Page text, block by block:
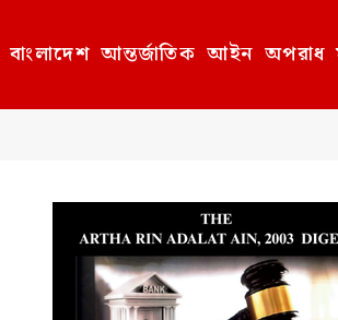
বাংলাদেশ আন্তর্জাতিক আইন অপরাধ